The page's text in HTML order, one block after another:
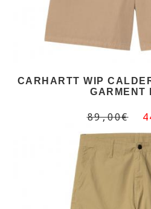
CARHARTT WIP
GARMENT
89,00€